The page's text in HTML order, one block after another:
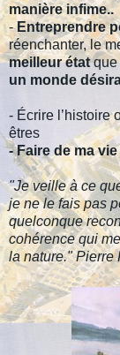
manière infime..
- Entreprendre
réenchanter, le
meilleur étatque
un monde
- Écrire l’histoire
êtres
- Faire de ma
"Je veille à ce
je ne le fais pas
quelconque
cohérence qui
la nature." Pierre